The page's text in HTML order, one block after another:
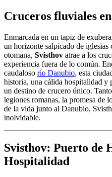
Cruceros fluviales
Enmarcada en un tapiz de
un horizonte salpicado de iglesias
otomana, Svisthov atrae a los
experiencia fuera de lo común.
caudaloso río Danubio, esta
historia, una cálida hospitalidad y
un destino de crucero único.
legiones romanas, la promesa de
de la vida junto al Danubio,
inolvidable.
Svisthov: Puerto de
Hospitalidad